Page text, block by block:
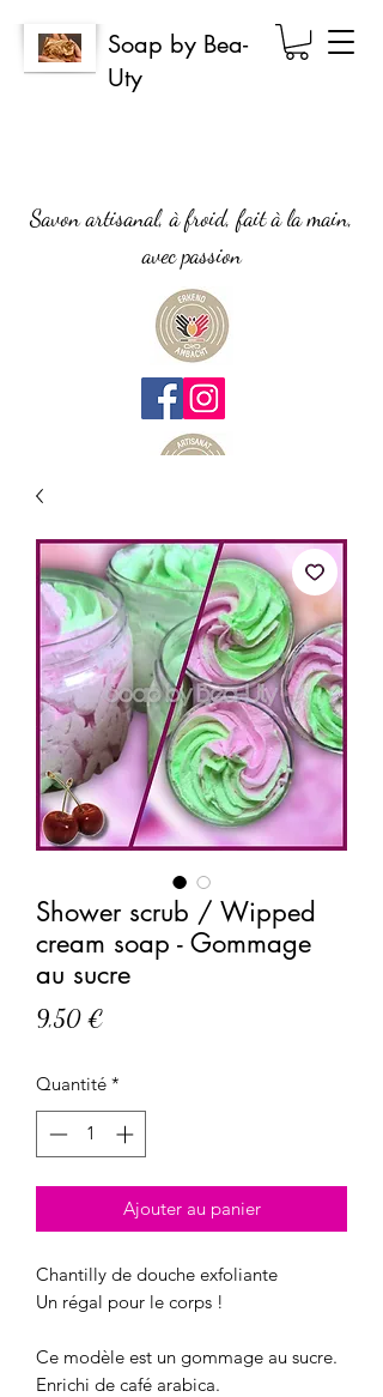
Soap by Bea-
Uty
Savon artisanal, à froid, fait à la main,
avec passion
Shower scrub / Wipped
cream soap - Gommage
au sucre
9,50 €
Quantité *
Ajouter au panier
Chantilly de douche exfoliante
Un régal pour le corps !
Ce modèle est un gommage au sucre.
Enrichi de café arabica.